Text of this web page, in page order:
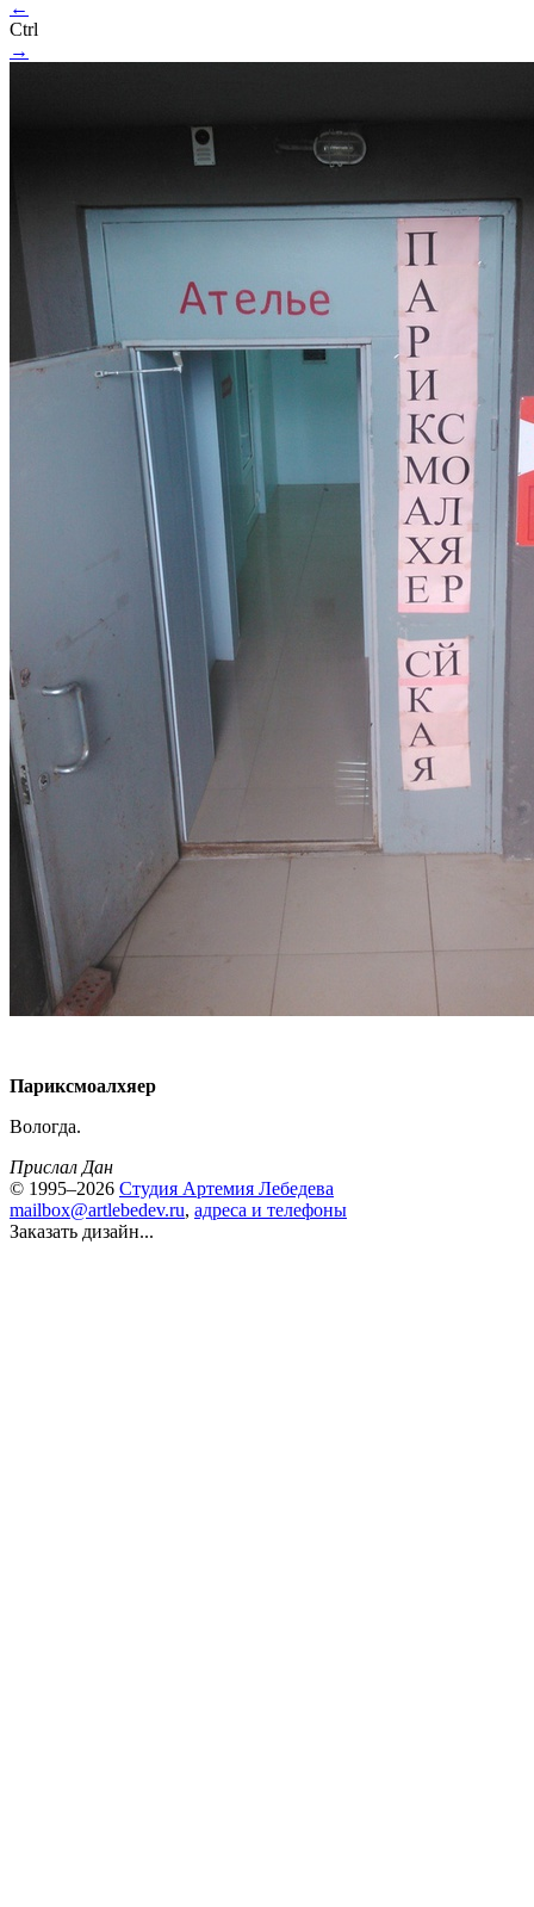
←
Ctrl
→
Париксмоалхяер
Вологда.
Прислал Дан
© 1995–2026 Студия Артемия Лебедева
mailbox@artlebedev.ru, адреса и телефоны
Заказать дизайн...